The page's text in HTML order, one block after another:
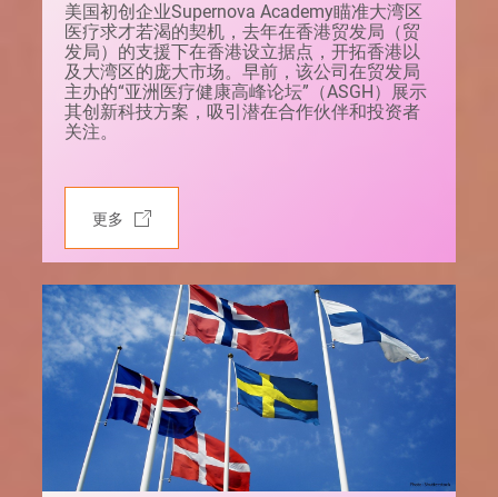
美国初创企业Supernova Academy瞄准大湾区
医疗求才若渴的契机，去年在香港贸发局（贸
发局）的支援下在香港设立据点，开拓香港以
及大湾区的庞大市场。早前，该公司在贸发局
主办的“亚洲医疗健康高峰论坛”（ASGH）展示
其创新科技方案，吸引潜在合作伙伴和投资者
关注。
更多